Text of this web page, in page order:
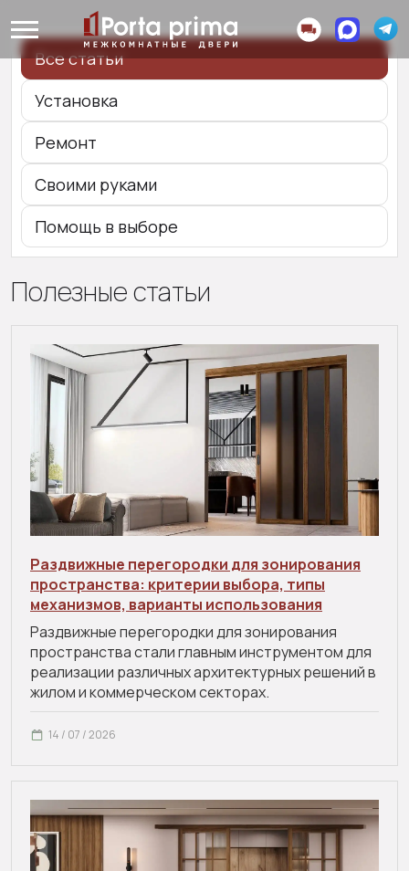
Все статьи
Установка
Ремонт
Своими руками
Помощь в выборе
Полезные статьи
Раздвижные перегородки для зонирования
пространства: критерии выбора, типы
механизмов, варианты использования
Раздвижные перегородки для зонирования
пространства стали главным инструментом для
реализации различных архитектурных решений в
жилом и коммерческом секторах.
14 / 07 / 2026